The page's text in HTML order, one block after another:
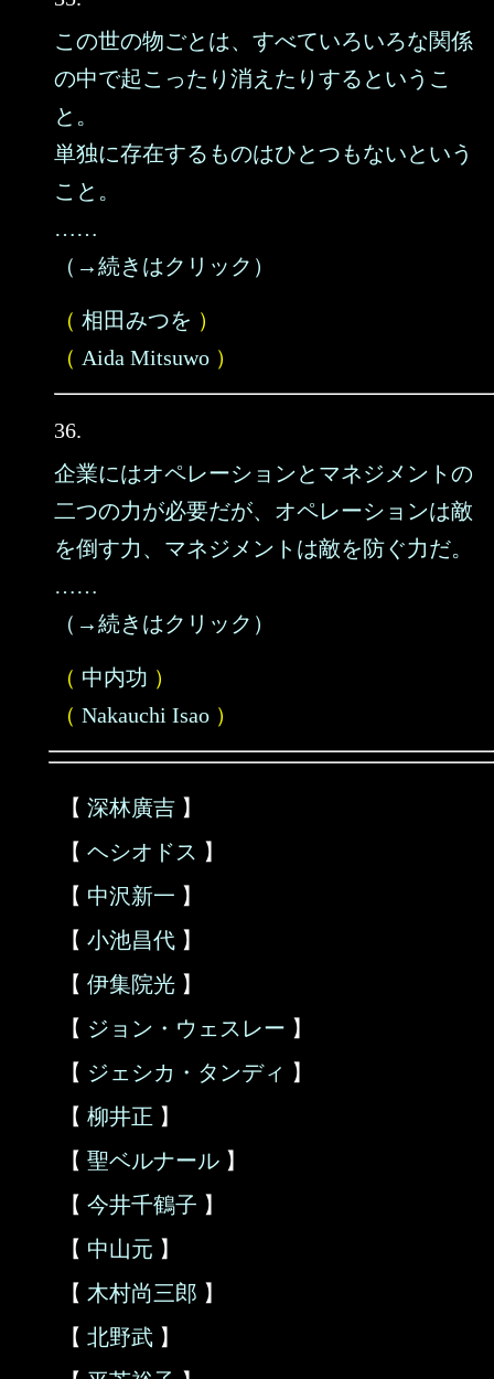
この世の物ごとは、すべていろいろな関係
の中で起こったり消えたりするというこ
と。
単独に存在するものはひとつもないという
こと。
……
（→続きはクリック）
（ 相田みつを ）
（ Aida Mitsuwo ）
36.
企業にはオペレーションとマネジメントの
二つの力が必要だが、オペレーションは敵
を倒す力、マネジメントは敵を防ぐ力だ。
……
（→続きはクリック）
（ 中内功 ）
（ Nakauchi Isao ）
【 深林廣吉 】
【 ヘシオドス 】
【 中沢新一 】
【 小池昌代 】
【 伊集院光 】
【 ジョン・ウェスレー 】
【 ジェシカ・タンディ 】
【 柳井正 】
【 聖ベルナール 】
【 今井千鶴子 】
【 中山元 】
【 木村尚三郎 】
【 北野武 】